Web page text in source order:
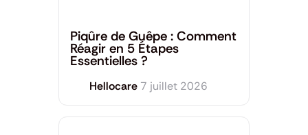
Piqûre de Guêpe : Comment
Réagir en 5 Étapes
Essentielles ?
Hellocare 7 juillet 2026